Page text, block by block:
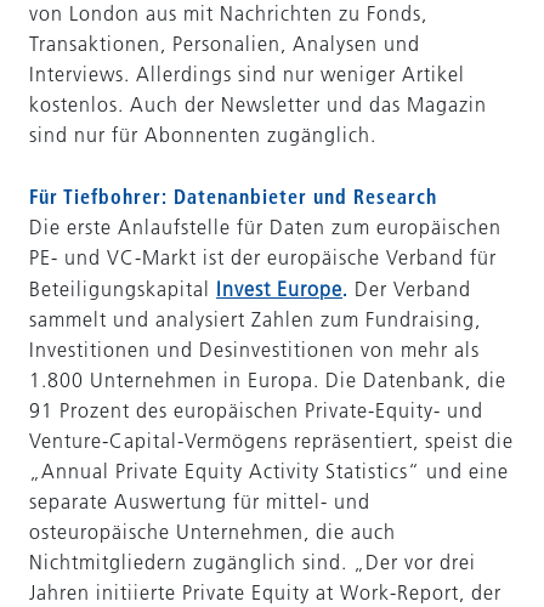
von London aus mit Nachrichten zu Fonds,
Transaktionen, Personalien, Analysen und
Interviews. Allerdings sind nur weniger Artikel
kostenlos. Auch der Newsletter und das Magazin
sind nur für Abonnenten zugänglich.
Für Tiefbohrer: Datenanbieter und Research
Die erste Anlaufstelle für Daten zum europäischen
PE- und VC-Markt ist der europäische Verband für
Beteiligungskapital Invest Europe. Der Verband
sammelt und analysiert Zahlen zum Fundraising,
Investitionen und Desinvestitionen von mehr als
1.800 Unternehmen in Europa. Die Datenbank, die
91 Prozent des europäischen Private-Equity- und
Venture-Capital-Vermögens repräsentiert, speist die
„Annual Private Equity Activity Statistics“ und eine
separate Auswertung für mittel- und
osteuropäische Unternehmen, die auch
Nichtmitgliedern zugänglich sind. „Der vor drei
Jahren initiierte Private Equity at Work-Report, der